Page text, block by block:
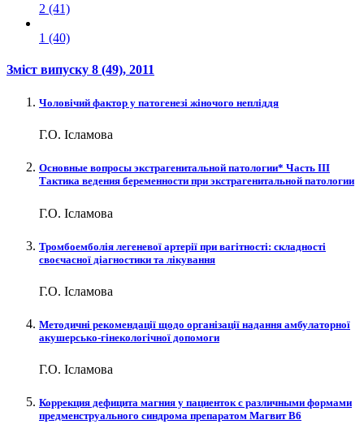
2 (41)
1 (40)
Зміст випуску 8 (49), 2011
Чоловічий фактор у патогенезі жіночого непліддя
Г.О. Ісламова
Основные вопросы экстрагенитальной патологии* Часть ІII
Тактика ведения беременности при экстрагенитальной патологии
Г.О. Ісламова
Тромбоемболія легеневої артерії при вагітності: складності
своєчасної діагностики та лікування
Г.О. Ісламова
Методичні рекомендації щодо організації надання амбулаторної
акушерсько-гінекологічної допомоги
Г.О. Ісламова
Коррекция дефицита магния у пациенток с различными формами
предменструального синдрома препаратом Магвит В6